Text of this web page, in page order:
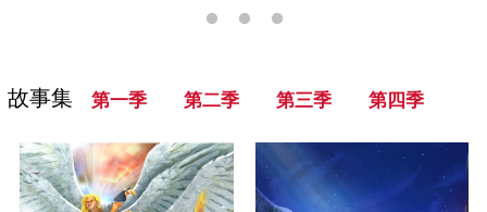
故事集 第一季 第二季 第三季 第四季